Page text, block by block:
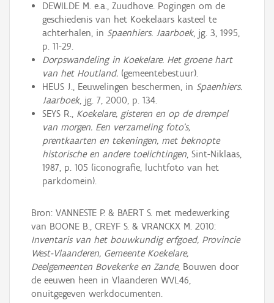
DEWILDE M. e.a., Zuudhove. Pogingen om de
geschiedenis van het Koekelaars kasteel te
achterhalen, in Spaenhiers. Jaarboek, jg. 3, 1995,
p. 11-29.
Dorpswandeling in Koekelare. Het groene hart
van het Houtland.(gemeentebestuur).
HEUS J., Eeuwelingen beschermen, in Spaenhiers.
Jaarboek, jg. 7, 2000, p. 134.
SEYS R., Koekelare, gisteren en op de drempel
van morgen. Een verzameling foto's,
prentkaarten en tekeningen, met beknopte
historische en andere toelichtingen, Sint-Niklaas,
1987, p. 105 (iconografie, luchtfoto van het
parkdomein).
Bron: VANNESTE P. & BAERT S. met medewerking
van BOONE B., CREYF S. & VRANCKX M. 2010:
Inventaris van het bouwkundig erfgoed, Provincie
West-Vlaanderen, Gemeente Koekelare,
Deelgemeenten Bovekerke en Zande, Bouwen door
de eeuwen heen in Vlaanderen WVL46,
onuitgegeven werkdocumenten.